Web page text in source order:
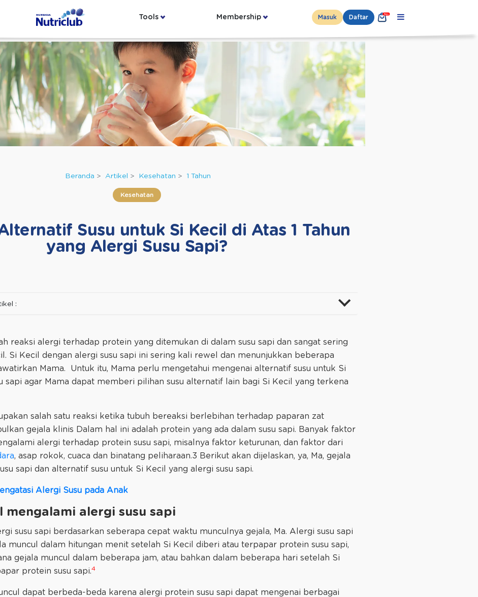
Tools Membership Masuk Daftar
Beranda Artikel Kesehatan 1 Tahun
Kesehatan
Susu untuk Si Kecil di Atas 1 Tahun
yang Alergi Susu Sapi?
:
reaksi alergi terhadap protein yang ditemukan di dalam susu sapi dan sangat sering
Si Kecil dengan alergi susu sapi ini sering kali rewel dan menunjukkan beberapa
Mama. Untuk itu, Mama perlu mengetahui mengenai alternatif susu untuk Si
sapi agar Mama dapat memberi pilihan susu alternatif lain bagi Si Kecil yang terkena
salah satu reaksi ketika tubuh bereaksi berlebihan terhadap paparan zat
gejala klinis Dalam hal ini adalah protein yang ada dalam susu sapi. Banyak faktor
alergi terhadap protein susu sapi, misalnya faktor keturunan, dan faktor dari
, asap rokok, cuaca dan binatang peliharaan.3 Berikut akan dijelaskan, ya, Ma, gejala
sapi dan alternatif susu untuk Si Kecil yang alergi susu sapi.
Alergi Susu pada Anak
mengalami alergi susu sapi
susu sapi berdasarkan seberapa cepat waktu munculnya gejala, Ma. Alergi susu sapi
muncul dalam hitungan menit setelah Si Kecil diberi atau terpapar protein susu sapi,
gejala muncul dalam beberapa jam, atau bahkan dalam beberapa hari setelah Si
protein susu sapi.4
dapat berbeda-beda karena alergi protein susu sapi dapat mengenai berbagai